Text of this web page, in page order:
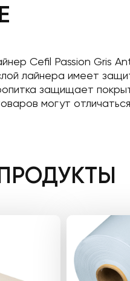
Cefil Passion Gris
лайнера имеет
защищает
могут